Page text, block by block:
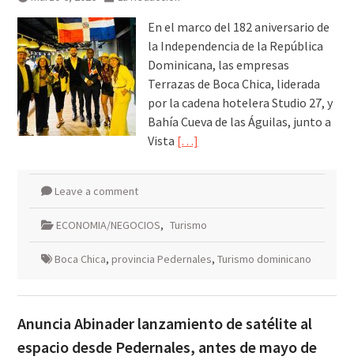
En el marco del 182 aniversario de
la Independencia de la República
Dominicana, las empresas
Terrazas de Boca Chica, liderada
por la cadena hotelera Studio 27, y
Bahía Cueva de las Águilas, junto a
Vista […]
Leave a comment
ECONOMIA/NEGOCIOS, Turismo
Boca Chica, provincia Pedernales, Turismo dominicano
Anuncia Abinader lanzamiento de satélite al
espacio desde Pedernales, antes de mayo de